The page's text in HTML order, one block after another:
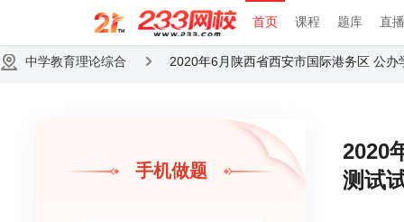
首页 课程 题库 直
中学教育理论综合 2020年6月陕西省西安市国际港务区 公
手机做题
2020
测试